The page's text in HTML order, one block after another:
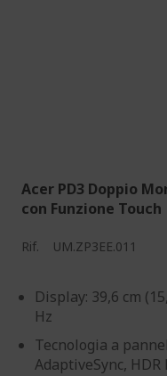
Acer PD3 Doppio
con Funzione
Rif. UM.ZP3EE.011
Display: 39,6 cm
Hz
Tecnologia a
AdaptiveSync, HDR